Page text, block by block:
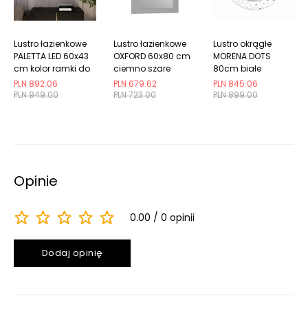
PLN 949.00
PLN 892.06
Lustro łazienkowe
PALETTA LED 60x43
cm kolor ramki do
wyboru
PLN 723.00
PLN 679.62
Lustro łazienkowe
OXFORD 60x80 cm
ciemno szare
półmat w
drewnianej ramie
PLN 899.00
PLN 845.06
Lustro okrągłe
MORENA DOTS
80cm białe
Opinie
0.00 0 opinii
Dodaj opinię